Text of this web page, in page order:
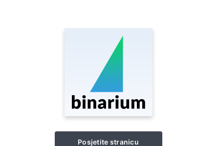
Posjetite stranicu